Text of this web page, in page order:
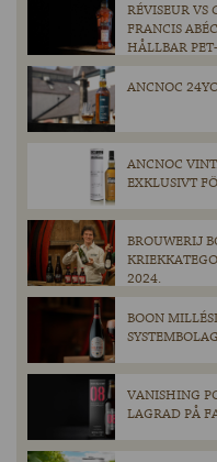
RÉVISEUR VS
FRANCIS
HÅLLBAR
ANCNOC
ANCNOC
EXKLUSIVT
BROUWERIJ
2024.
BOON
VANISHING
LAGRAD PÅ